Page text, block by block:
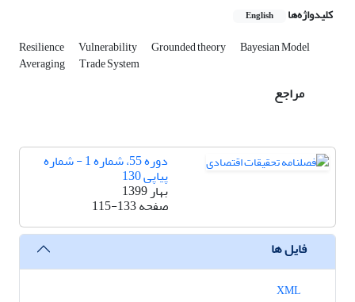
کلیدواژه‌ها English
Resilience Vulnerability Grounded theory Bayesian Model
Averaging Trade System
مراجع
دوره 55، شماره 1 - شماره
پیاپی 130
بهار 1399
صفحه115-133
فایل ها